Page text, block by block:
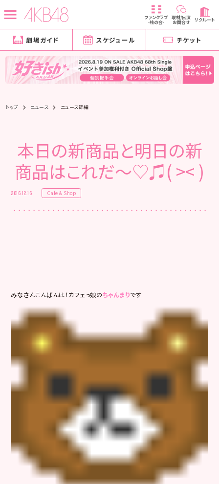
ファンクラブ
-柱の会-
取材/出演
お問合せ リクルート
劇場ガイド スケジュール チケット
トップ ニュース ニュース詳細
本日の新商品と明日の新
商品はこれだ～♡♫( >< )
2016.12.16 Cafe & Shop
みなさんこんばんは！カフェっ娘のちゃんまりです